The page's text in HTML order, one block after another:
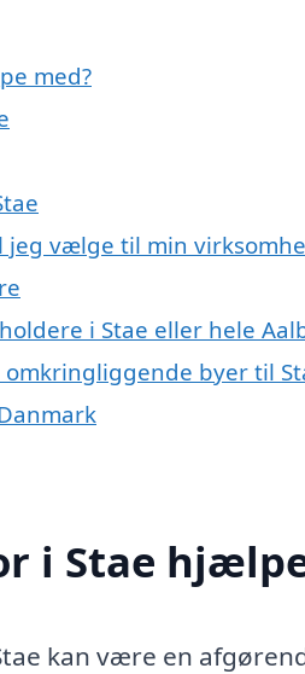
med?
vælge til min
i Stae eller hele
byer til
i Stae
kan være en